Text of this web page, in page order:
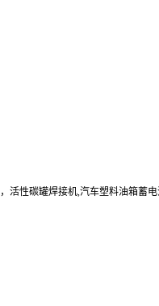
性碳罐焊接机,汽车塑料油箱蓄